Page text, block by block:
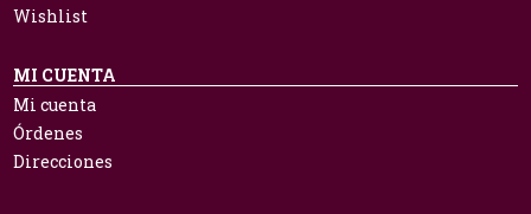
Wishlist
MI CUENTA
Mi cuenta
Órdenes
Direcciones